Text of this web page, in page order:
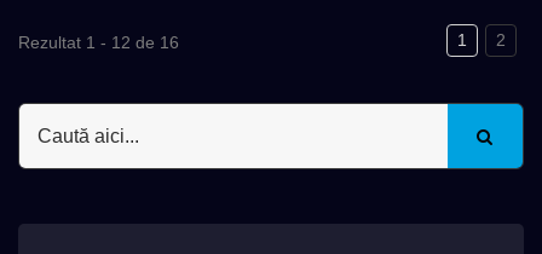
Rezultat 1 - 12 de 16 1 2